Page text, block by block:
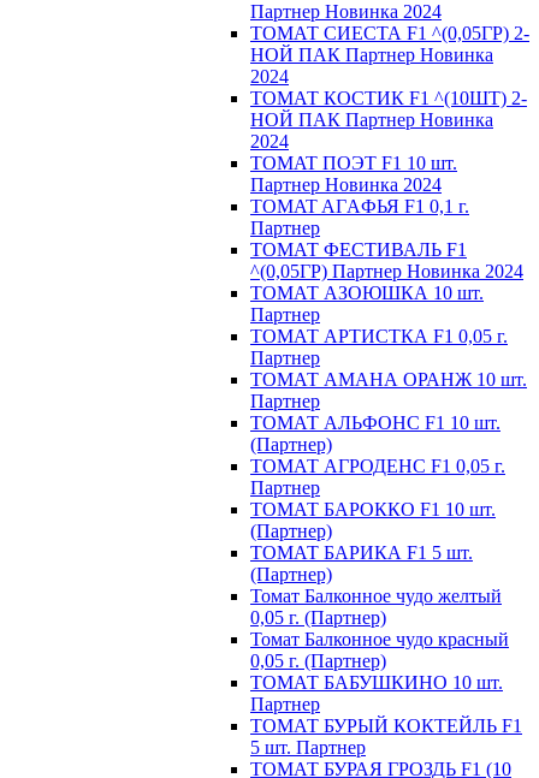
Партнер Новинка 2024
ТОМАТ СИЕСТА F1 ^(0,05ГР) 2-
НОЙ ПАК Партнер Новинка
2024
ТОМАТ КОСТИК F1 ^(10ШТ) 2-
НОЙ ПАК Партнер Новинка
2024
TOMAT ПOЭT F1 10 шт.
Пapтнeр Новинка 2024
TOMAT AГAФЬЯ F1 0,1 г.
Пapтнep
ТОМАТ ФЕСТИВАЛЬ F1
^(0,05ГР) Партнер Новинка 2024
ТОМАТ АЗОЮШКА 10 шт.
Партнер
ТОМАТ АРТИСТКА F1 0,05 г.
Партнер
ТОМАТ АМАНА ОРАНЖ 10 шт.
Партнер
ТОМАТ АЛЬФОНС F1 10 шт.
(Партнер)
ТОМАТ АГРОДЕНС F1 0,05 г.
Партнер
ТОМАТ БАРОККО F1 10 шт.
(Партнер)
ТОМАТ БАРИКА F1 5 шт.
(Партнер)
Томат Балконное чудо желтый
0,05 г. (Партнер)
Томат Балконное чудо красный
0,05 г. (Партнер)
ТОМАТ БАБУШКИНО 10 шт.
Партнер
ТОМАТ БУРЫЙ КОКТЕЙЛЬ F1
5 шт. Партнер
ТОМАТ БУРАЯ ГРОЗДЬ F1 (10